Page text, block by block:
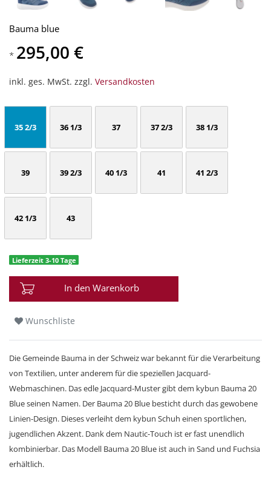
Bauma blue
* 295,00 €
inkl. ges. MwSt. zzgl. Versandkosten
35 2/3 36 1/3 37 37 2/3 38 1/3
39 39 2/3 40 1/3 41 41 2/3
42 1/3 43
Lieferzeit 3-10 Tage
In den Warenkorb
Wunschliste
Die Gemeinde Bauma in der Schweiz war bekannt für die Verarbeitung
von Textilien, unter anderem für die speziellen Jacquard-
Webmaschinen. Das edle Jacquard-Muster gibt dem kybun Bauma 20
Blue seinen Namen. Der Bauma 20 Blue besticht durch das gewobene
Linien-Design. Dieses verleiht dem kybun Schuh einen sportlichen,
jugendlichen Akzent. Dank dem Nautic-Touch ist er fast unendlich
kombinierbar. Das Modell Bauma 20 Blue ist auch in Sand und Fuchsia
erhältlich.